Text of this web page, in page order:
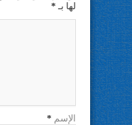
لها بـ *
الإسم *